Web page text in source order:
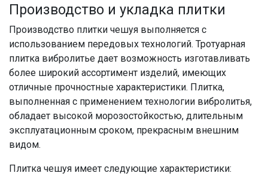
Производство и укладка плитки
Производство плитки чешуя выполняется с
использованием передовых технологий. Тротуарная
плитка вибролитье дает возможность изготавливать
более широкий ассортимент изделий, имеющих
отличные прочностные характеристики. Плитка,
выполненная с применением технологии вибролитья,
обладает высокой морозостойкостью, длительным
эксплуатационным сроком, прекрасным внешним
видом.
Плитка чешуя имеет следующие характеристики: